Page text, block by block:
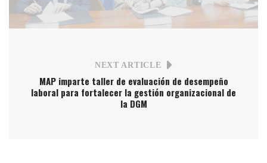
NEXT ARTICLE
MAP imparte taller de evaluación de desempeño
laboral para fortalecer la gestión organizacional de
la DGM